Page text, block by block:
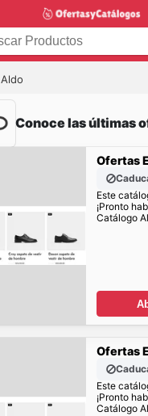
Aldo
Conoce las últimas
Ofertas
Este
¡Pronto
Catálogo
Ofertas
Este
¡Pronto
Catálogo